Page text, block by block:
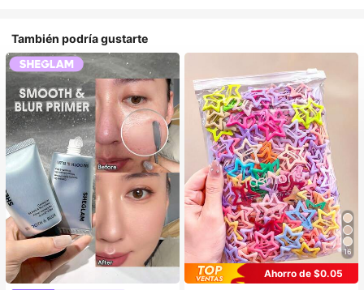
También podría gustarte
16
Ahorro de $0.05